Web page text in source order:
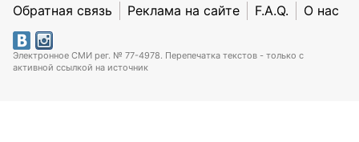
Обратная связь Реклама на сайте F.A.Q. О нас
Электронное СМИ рег. № 77-4978. Перепечатка текстов - только с
активной ссылкой на источник